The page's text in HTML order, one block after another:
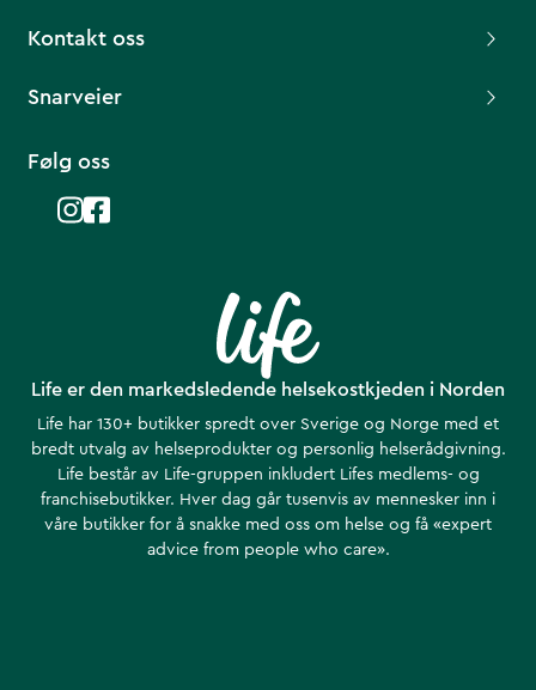
Life er den markedsledende helsekostkjeden i Norden
Life har 130+ butikker spredt over Sverige og Norge med et
bredt utvalg av helseprodukter og personlig helserådgivning.
Life består av Life-gruppen inkludert Lifes medlems- og
franchisebutikker. Hver dag går tusenvis av mennesker inn i
våre butikker for å snakke med oss om helse ​​og få «expert
advice from people who care».
Kontakt oss
Snarveier
Følg oss